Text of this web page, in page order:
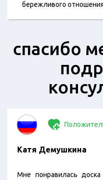
бережливого
спасибо
Катя Демушкина
Мне понравилась